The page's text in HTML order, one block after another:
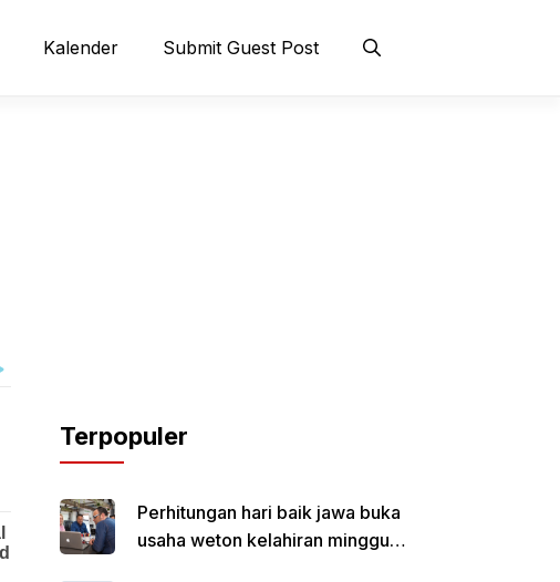
Kalender Submit Guest Post
Terpopuler
Perhitungan hari baik jawa buka
usaha weton kelahiran minggu